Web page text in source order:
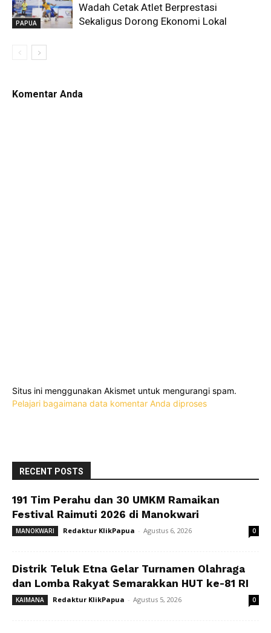
PAPUA
Wadah Cetak Atlet Berprestasi
Sekaligus Dorong Ekonomi Lokal
Komentar Anda
Situs ini menggunakan Akismet untuk mengurangi spam.
Pelajari bagaimana data komentar Anda diproses
RECENT POSTS
191 Tim Perahu dan 30 UMKM Ramaikan
Festival Raimuti 2026 di Manokwari
MANOKWARI Redaktur KlikPapua - Agustus 6, 2026 0
Distrik Teluk Etna Gelar Turnamen Olahraga
dan Lomba Rakyat Semarakkan HUT ke-81 RI
KAIMANA Redaktur KlikPapua - Agustus 5, 2026 0